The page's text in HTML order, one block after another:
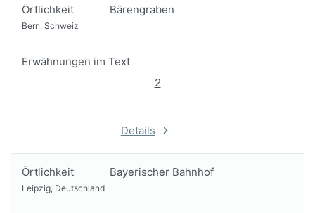
Örtlichkeit Bärengraben
Bern, Schweiz
Erwähnungen im Text
2
Details
Örtlichkeit Bayerischer Bahnhof
Leipzig, Deutschland